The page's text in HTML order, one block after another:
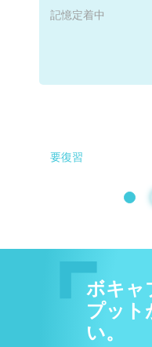
記憶定着中
要復習
ボキャ
プット
い。